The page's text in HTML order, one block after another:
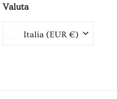
Valuta
Italia (EUR €)